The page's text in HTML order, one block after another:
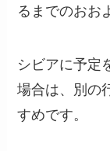
るまでのおお
シビアに予定
場合は、別の
すめです。